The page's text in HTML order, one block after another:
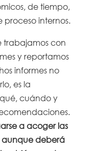
de tiempo,
internos.
trabajamos con
y reportamos
informes no
es la
cuándo y
a acoger las
aunque deberá